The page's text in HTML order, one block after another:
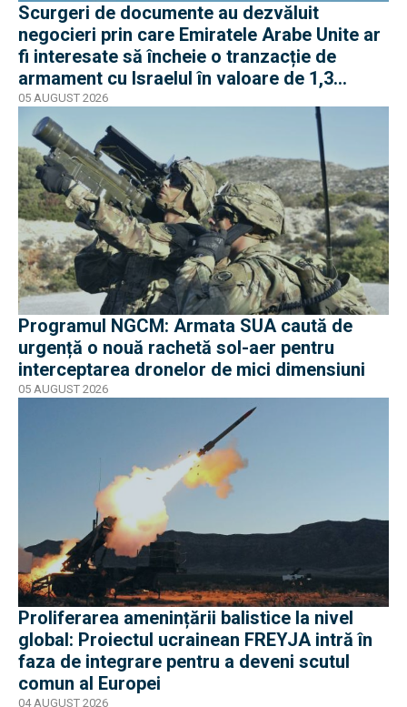
Scurgeri de documente au dezvăluit
negocieri prin care Emiratele Arabe Unite ar
fi interesate să încheie o tranzacție de
armament cu Israelul în valoare de 1,3
miliarde de dolari
05 AUGUST 2026
Programul NGCM: Armata SUA caută de
urgență o nouă rachetă sol-aer pentru
interceptarea dronelor de mici dimensiuni
05 AUGUST 2026
Proliferarea amenințării balistice la nivel
global: Proiectul ucrainean FREYJA intră în
faza de integrare pentru a deveni scutul
comun al Europei
04 AUGUST 2026